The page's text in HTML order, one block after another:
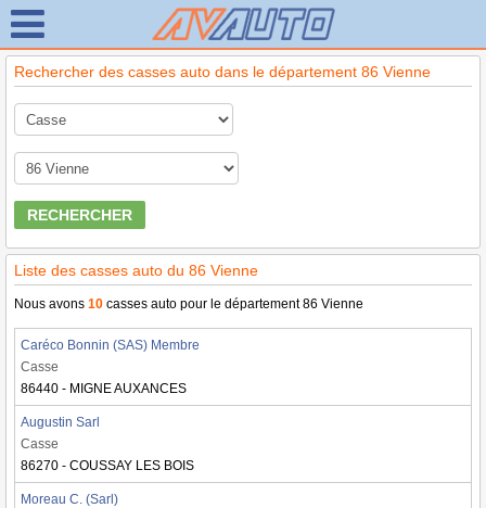
Rechercher des casses auto dans le département 86 Vienne
RECHERCHER
Liste des casses auto du 86 Vienne
Nous avons 10 casses auto pour le département 86 Vienne
Caréco Bonnin (SAS) Membre
Casse
86440 - MIGNE AUXANCES
Augustin Sarl
Casse
86270 - COUSSAY LES BOIS
Moreau C. (Sarl)